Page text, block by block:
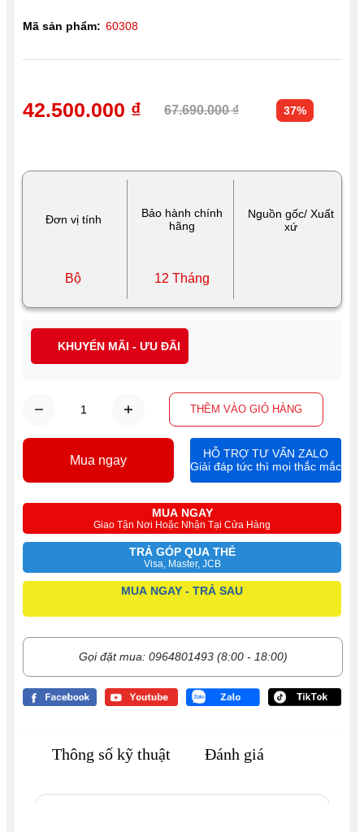
Đơn vị tính
Bảo hành chính
hãng
Nguồn gốc/ Xuất
xứ
Bộ 12 Tháng
THÊM VÀO GIỎ HÀNG
MUA NGAY
Giao Tận Nơi Hoặc Nhận Tại Cửa Hàng
TRẢ GÓP QUA THẺ
Visa, Master, JCB
MUA NGAY - TRẢ SAU
Gọi đặt mua: 0964801493 (8:00 - 18:00)
42.500.000 ₫ 67.690.000 ₫ 37%
Mã sản phẩm: 60308
Mua ngay
HỖ TRỢ TƯ VẤN ZALO
Giải đáp tức thì mọi thắc mắc
KHUYẾN MÃI - ƯU ĐÃI
Thông số kỹ thuật Đánh giá